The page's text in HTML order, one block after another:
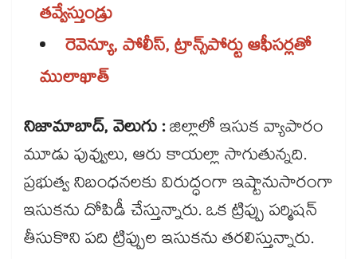
తవ్వేస్తుండ్రు
రెవెన్యూ, పోలీస్​, ట్రాన్స్​పోర్టు ఆఫీసర్లతో
ములాఖాత్​
నిజామాబాద్, వెలుగు :జిల్లాలో ఇసుక వ్యాపారం
మూడు పువ్వులు, ఆరు కాయల్లా సాగుతున్నది.
ప్రభుత్వ నిబంధనలకు విరుద్ధంగా ఇష్టానుసారంగా
ఇసుకను దోపిడీ చేస్తున్నారు. ఒక ట్రిప్పు పర్మిషన్​
తీసుకొని పది ట్రిప్పుల ఇసుకను తరలిస్తున్నారు.